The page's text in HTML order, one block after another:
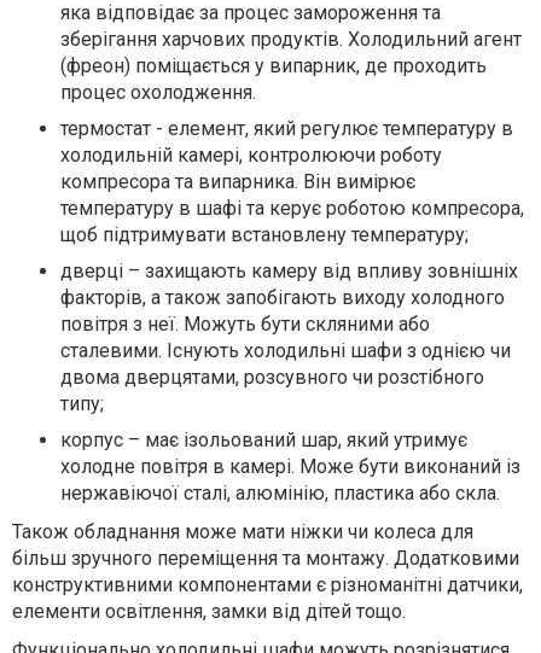
яка відповідає за процес замороження та
зберігання харчових продуктів. Холодильний агент
(фреон) поміщається у випарник, де проходить
процес охолодження.
термостат - елемент, який регулює температуру в
холодильній камері, контролюючи роботу
компресора та випарника. Він вимірює
температуру в шафі та керує роботою компресора,
щоб підтримувати встановлену температуру;
дверці – захищають камеру від впливу зовнішніх
факторів, а також запобігають виходу холодного
повітря з неї. Можуть бути скляними або
сталевими. Існують холодильні шафи з однією чи
двома дверцятами, розсувного чи розстібного
типу;
корпус – має ізольований шар, який утримує
холодне повітря в камері. Може бути виконаний із
нержавіючої сталі, алюмінію, пластика або скла.
Також обладнання може мати ніжки чи колеса для
більш зручного переміщення та монтажу. Додатковими
конструктивними компонентами є різноманітні датчики,
елементи освітлення, замки від дітей тощо.